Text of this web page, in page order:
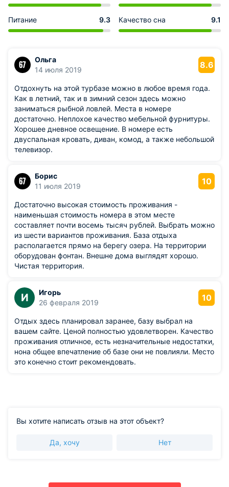
Питание 9.3 Качество сна 9.1
Ольга
14 июля 2019
8.6
Отдохнуть на этой турбазе можно в любое время года.
Как в летний, так и в зимний сезон здесь можно
заниматься рыбной ловлей. Места в номере
достаточно. Неплохое качество мебельной фурнитуры.
Хорошее дневное освещение. В номере есть
двуспальная кровать, диван, комод, а также небольшой
телевизор.
Борис
11 июля 2019
10
Достаточно высокая стоимость проживания -
наименьшая стоимость номера в этом месте
составляет почти восемь тысяч рублей. Выбрать можно
из шести вариантов проживания. База отдыха
располагается прямо на берегу озера. На территории
оборудован фонтан. Внешне дома выглядят хорошо.
Чистая территория.
И
Игорь
26 февраля 2019
10
Отдых здесь планировал заранее, базу выбрал на
вашем сайте. Ценой полностью удовлетворен. Качество
проживания отличное, есть незначительные недостатки,
нона общее впечатление об базе они не повлияли. Место
это конечно стоит рекомендовать.
Вы хотите написать отзыв на этот объект?
Да, хочу Нет